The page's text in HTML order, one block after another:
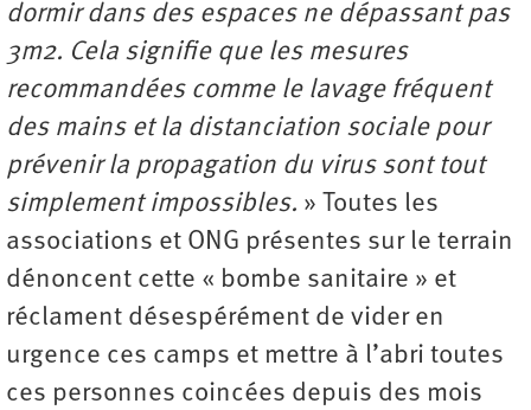
dormir dans des espaces ne dépassant pas
3m2. Cela signifie que les mesures
recommandées comme le lavage fréquent
des mains et la distanciation sociale pour
prévenir la propagation du virus sont tout
simplement impossibles. » Toutes les
associations et ONG présentes sur le terrain
dénoncent cette « bombe sanitaire » et
réclament désespérément de vider en
urgence ces camps et mettre à l’abri toutes
ces personnes coincées depuis des mois